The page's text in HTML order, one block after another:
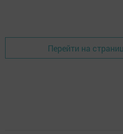
Перейти на